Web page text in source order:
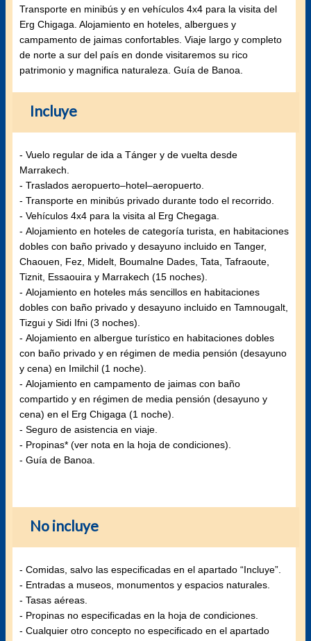
Transporte en minibús y en vehículos 4x4 para la visita del
Erg Chigaga. Alojamiento en hoteles, albergues y
campamento de jaimas confortables. Viaje largo y completo
de norte a sur del país en donde visitaremos su rico
patrimonio y magnifica naturaleza. Guía de Banoa.
Incluye
- Vuelo regular de ida a Tánger y de vuelta desde
Marrakech.
- Traslados aeropuerto–hotel–aeropuerto.
- Transporte en minibús privado durante todo el recorrido.
- Vehículos 4x4 para la visita al Erg Chegaga.
- Alojamiento en hoteles de categoría turista, en habitaciones
dobles con baño privado y desayuno incluido en Tanger,
Chaouen, Fez, Midelt, Boumalne Dades, Tata, Tafraoute,
Tiznit, Essaouira y Marrakech (15 noches).
- Alojamiento en hoteles más sencillos en habitaciones
dobles con baño privado y desayuno incluido en Tamnougalt,
Tizgui y Sidi Ifni (3 noches).
- Alojamiento en albergue turístico en habitaciones dobles
con baño privado y en régimen de media pensión (desayuno
y cena) en Imilchil (1 noche).
- Alojamiento en campamento de jaimas con baño
compartido y en régimen de media pensión (desayuno y
cena) en el Erg Chigaga (1 noche).
- Seguro de asistencia en viaje.
- Propinas* (ver nota en la hoja de condiciones).
- Guía de Banoa.
No incluye
- Comidas, salvo las especificadas en el apartado “Incluye”.
- Entradas a museos, monumentos y espacios naturales.
- Tasas aéreas.
- Propinas no especificadas en la hoja de condiciones.
- Cualquier otro concepto no especificado en el apartado